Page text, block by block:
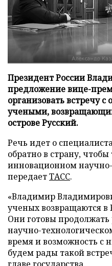
Президент России
предложение вице-
организовать встречу
учеными,
острове Русский.
Речь идет о
обратно в страну, чтобы
инновационном
передаетТАСС.
«Владимир
ученых возвращаются
Они готовы
научно-
время и возможность с
будем рады такой